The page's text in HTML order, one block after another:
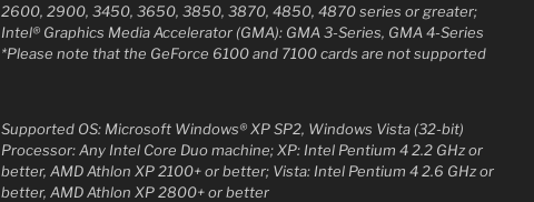
2600, 2900, 3450, 3650, 3850, 3870, 4850, 4870 series or greater;
Intel® Graphics Media Accelerator (GMA): GMA 3-Series, GMA 4-Series
*Please note that the GeForce 6100 and 7100 cards are not supported
Supported OS: Microsoft Windows® XP SP2, Windows Vista (32-bit)
Processor: Any Intel Core Duo machine; XP: Intel Pentium 4 2.2 GHz or
better, AMD Athlon XP 2100+ or better; Vista: Intel Pentium 4 2.6 GHz or
better, AMD Athlon XP 2800+ or better